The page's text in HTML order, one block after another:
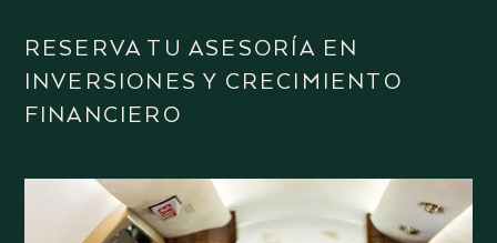
RESERVA TU ASESORÍA EN
INVERSIONES Y CRECIMIENTO
FINANCIERO